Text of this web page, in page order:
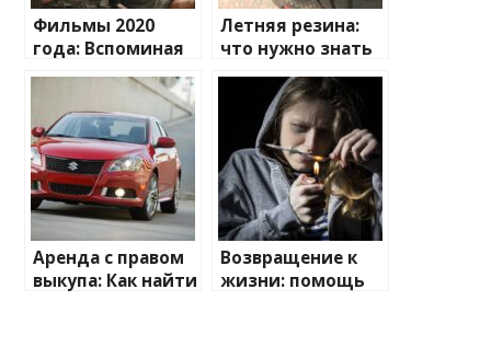
Фильмы 2020
года: Вспоминая
киновпечатления
Летняя резина:
что нужно знать
для безопасной
поездки
Аренда с правом
выкупа: Как найти
Возвращение к
жизни: помощь